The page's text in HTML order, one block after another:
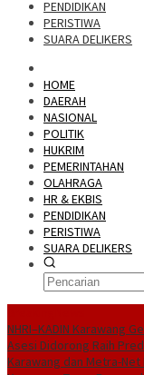
PENDIDIKAN
PERISTIWA
SUARA DELIKERS
HOME
DAERAH
NASIONAL
POLITIK
HUKRIM
PEMERINTAHAN
OLAHRAGA
HR & EKBIS
PENDIDIKAN
PERISTIWA
SUARA DELIKERS
NHRI–KADIN Karawang
Asesi Didorong Raih
Karawang dan Metra-Net